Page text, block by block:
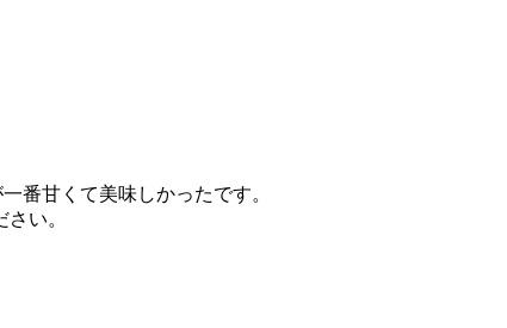
番甘くて美味しかったです。
い。